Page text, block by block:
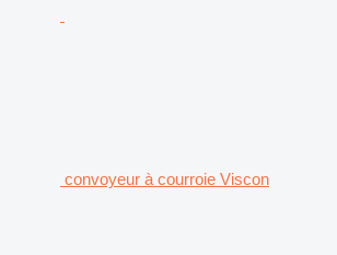
convoyeur à courroie Viscon